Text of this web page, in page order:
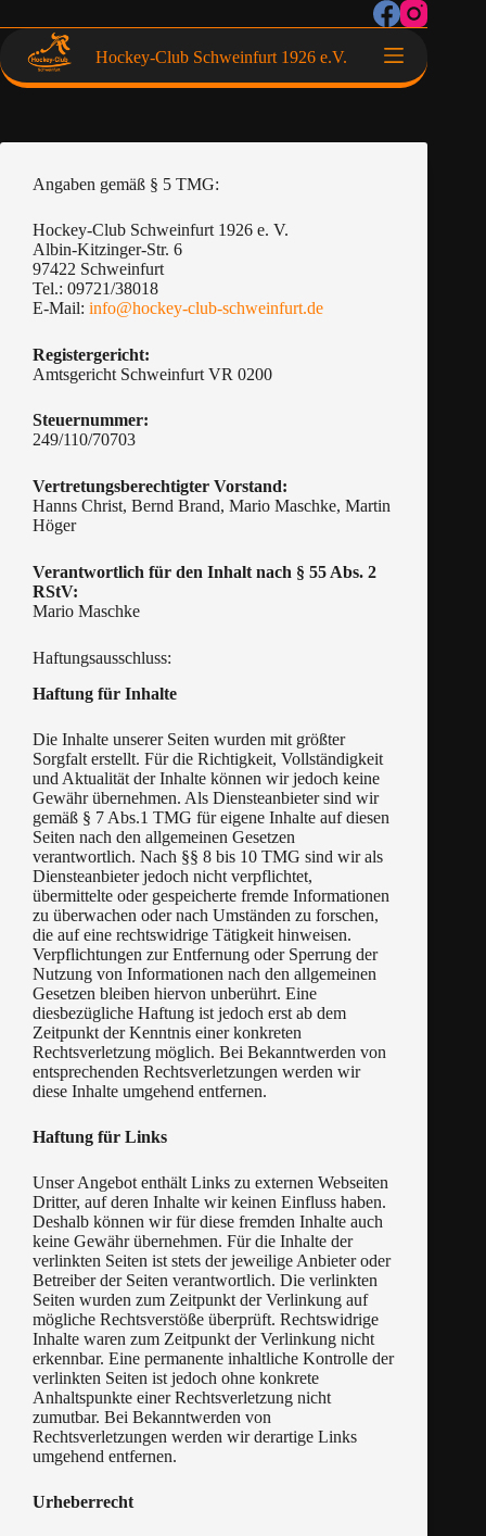
Hockey-Club Schweinfurt 1926 e.V.
Angaben gemäß § 5 TMG:
Hockey-Club Schweinfurt 1926 e. V.
Albin-Kitzinger-Str. 6
97422 Schweinfurt
Tel.: 09721/38018
E-Mail: info@hockey-club-schweinfurt.de
Registergericht:
Amtsgericht Schweinfurt VR 0200
Steuernummer:
249/110/70703
Vertretungsberechtigter Vorstand:
Hanns Christ, Bernd Brand, Mario Maschke, Martin
Höger
Verantwortlich für den Inhalt nach § 55 Abs. 2
RStV:
Mario Maschke
Haftungsausschluss:
Haftung für Inhalte
Die Inhalte unserer Seiten wurden mit größter
Sorgfalt erstellt. Für die Richtigkeit, Vollständigkeit
und Aktualität der Inhalte können wir jedoch keine
Gewähr übernehmen. Als Diensteanbieter sind wir
gemäß § 7 Abs.1 TMG für eigene Inhalte auf diesen
Seiten nach den allgemeinen Gesetzen
verantwortlich. Nach §§ 8 bis 10 TMG sind wir als
Diensteanbieter jedoch nicht verpflichtet,
übermittelte oder gespeicherte fremde Informationen
zu überwachen oder nach Umständen zu forschen,
die auf eine rechtswidrige Tätigkeit hinweisen.
Verpflichtungen zur Entfernung oder Sperrung der
Nutzung von Informationen nach den allgemeinen
Gesetzen bleiben hiervon unberührt. Eine
diesbezügliche Haftung ist jedoch erst ab dem
Zeitpunkt der Kenntnis einer konkreten
Rechtsverletzung möglich. Bei Bekanntwerden von
entsprechenden Rechtsverletzungen werden wir
diese Inhalte umgehend entfernen.
Haftung für Links
Unser Angebot enthält Links zu externen Webseiten
Dritter, auf deren Inhalte wir keinen Einfluss haben.
Deshalb können wir für diese fremden Inhalte auch
keine Gewähr übernehmen. Für die Inhalte der
verlinkten Seiten ist stets der jeweilige Anbieter oder
Betreiber der Seiten verantwortlich. Die verlinkten
Seiten wurden zum Zeitpunkt der Verlinkung auf
mögliche Rechtsverstöße überprüft. Rechtswidrige
Inhalte waren zum Zeitpunkt der Verlinkung nicht
erkennbar. Eine permanente inhaltliche Kontrolle der
verlinkten Seiten ist jedoch ohne konkrete
Anhaltspunkte einer Rechtsverletzung nicht
zumutbar. Bei Bekanntwerden von
Rechtsverletzungen werden wir derartige Links
umgehend entfernen.
Urheberrecht